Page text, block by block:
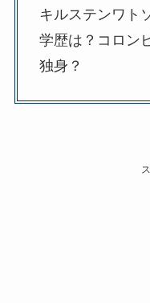
キルステンワト
学歴は？コロン
独身？